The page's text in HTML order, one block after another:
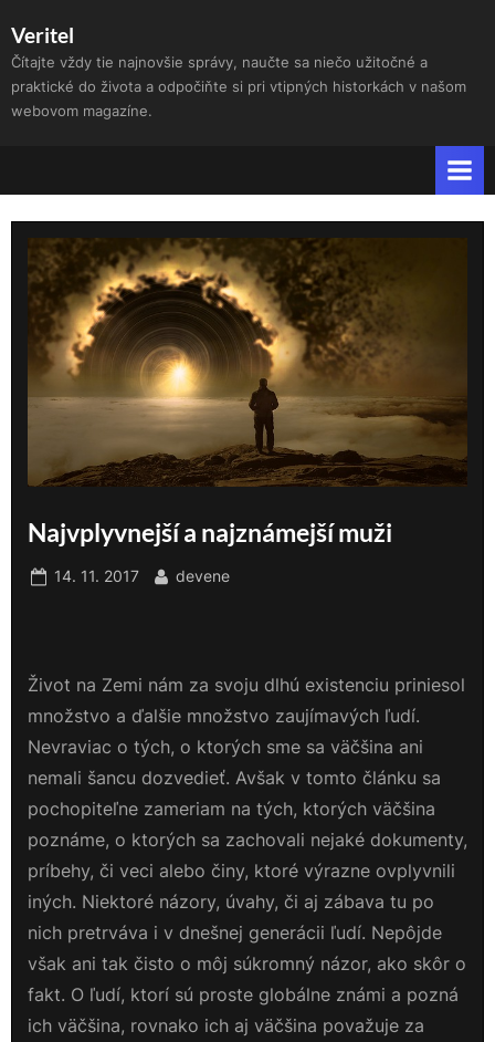
to
content
Veritel
Čítajte vždy tie najnovšie správy, naučte sa niečo užitočné a
praktické do života a odpočiňte si pri vtipných historkách v našom
webovom magazíne.
Najvplyvnejší a najznámejší muži
Posted
14. 11. 2017 By
devene
Život na Zemi nám za svoju dlhú existenciu priniesol
množstvo a ďalšie množstvo zaujímavých ľudí.
Nevraviac o tých, o ktorých sme sa väčšina ani
nemali šancu dozvedieť. Avšak v tomto článku sa
pochopiteľne zameriam na tých, ktorých väčšina
poznáme, o ktorých sa zachovali nejaké dokumenty,
príbehy, či veci alebo činy, ktoré výrazne ovplyvnili
iných. Niektoré názory, úvahy, či aj zábava tu po
nich pretrváva i v dnešnej generácii ľudí. Nepôjde
však ani tak čisto o môj súkromný názor, ako skôr o
fakt. O ľudí, ktorí sú proste globálne známi a pozná
ich väčšina, rovnako ich aj väčšina považuje za